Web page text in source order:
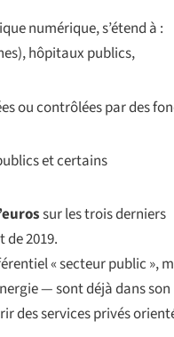
numérique, s’étend à :
hôpitaux publics,
ou contrôlées par des
et certains
sur les trois derniers
de 2019.
« secteur public »,
— sont déjà dans son
des services privés